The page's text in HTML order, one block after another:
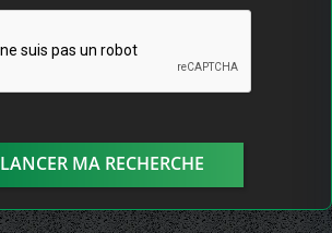
LANCER MA RECHERCHE